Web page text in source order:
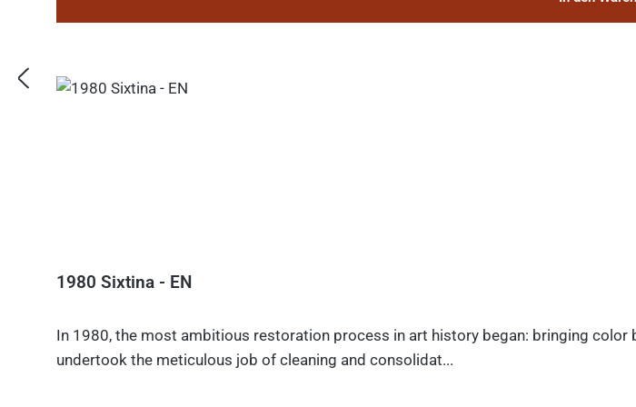
1980 Sixtina - EN
In 1980, the most ambitious restoration process in art history began: bringing
undertook the meticulous job of cleaning and consolidat...